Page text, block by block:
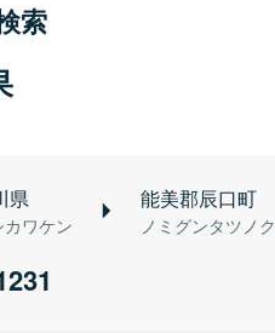
索
県
カワケン
能美郡辰口町
ノミグンタツノ